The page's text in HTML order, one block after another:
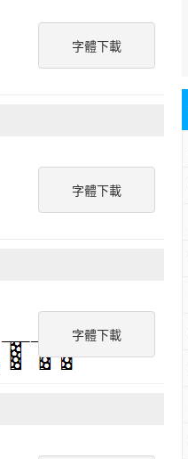
字體下載
字體下載
字體下載